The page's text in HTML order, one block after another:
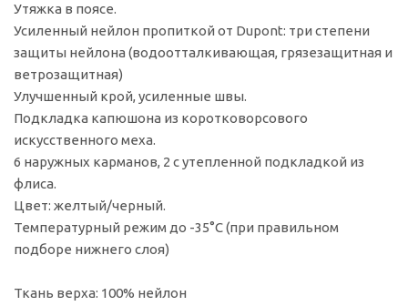
Утяжка в поясе.
Усиленный нейлон пропиткой от Dupont: три степени
защиты нейлона (водоотталкивающая, грязезащитная и
ветрозащитная)
Улучшенный крой, усиленные швы.
Подкладка капюшона из коротковорсового
искусственного меха.
6 наружных карманов, 2 с утепленной подкладкой из
флиса.
Цвет: желтый/черный.
Температурный режим до -35°С (при правильном
подборе нижнего слоя)
Ткань верха: 100% нейлон